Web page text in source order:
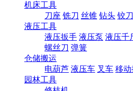
机床工具
刀座 铣刀 丝锥 钻头 铰刀
液压工具
液压扳手 液压泵 液压千
螺丝刀 弹簧
仓储搬运
电葫芦 液压车 叉车 移
园林工具